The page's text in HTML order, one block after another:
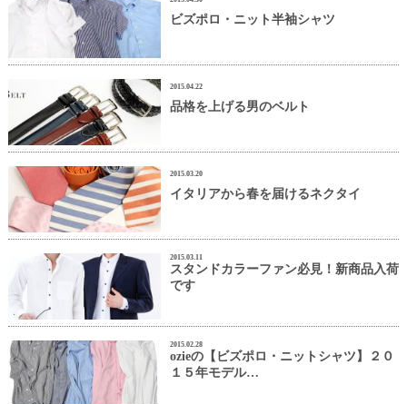
ビズポロ・ニット半袖シャツ
2015.04.22
品格を上げる男のベルト
2015.03.20
イタリアから春を届けるネクタイ
2015.03.11
スタンドカラーファン必見！新商品入荷
です
2015.02.28
ozieの【ビズポロ・ニットシャツ】２０
１５年モデル…